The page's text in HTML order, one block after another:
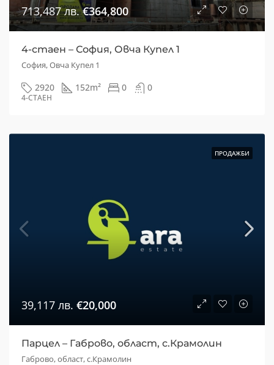
713,487 лв.€364,800
4-стаен – София, Овча Купел 1
София, Овча Купел 1
2920 152m² 0 0
4-СТАЕН
ПРОДАЖБИ
39,117 лв. €20,000
Парцел – Габрово, област, с.Крамолин
Габрово, област, с.Крамолин